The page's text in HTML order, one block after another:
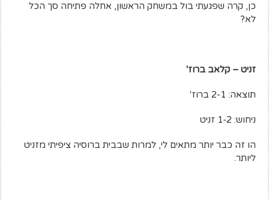
כן, קרה שפגעתי בול במשחק הראשון, אחלה פתיחה סך הכל
לא?
זניט – קלאב ברוז'
תוצאה: 2-1 ברוז'
ניחוש: 1-2 זניט
הו זה כבר יותר מתאים לי, למרות שבבית ברוסיה ציפיתי מזניט
ליותר.